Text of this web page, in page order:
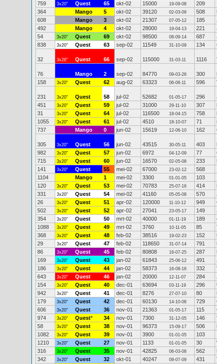
759
3x20" Quest 65 okt-02 15000 19-09-08
209
364
Mango 5 okt-02 39120 02-03-09 508
608
Mango 3 okt-02 21307 07-05-12 185
492
Mango 4 okt-02 28000 19-04-13 221
54
3x20" Quest 69 okt-02 98500 08-09-14 687
838
3x20" Quest 63 sep-02 11549 31-10-09 134
32 3x26" Quest 66 sep-02 115000 31-03-11 1116
76 Mango 2 sep-02 84770 09-03-26 300
158
3x20" Quest 62 aug-02 63323 06-06-11 596
231 3x20" Quest 58 jul-02 52682 01-05-17 296
451
3x20" Quest 59 jul-02 31000 29-11-10 307
31
3x20" Quest 64 jul-02 116500 18-04-15 758
1055
3x20" Quest 61 jul-02 4510 18-10-07 71
737
Mango 0 jun-02 15619 12-06-10 162
305 3x20" Quest 56 jun-02 43515 30-05-11 403
982
3x20" Quest 57 jun-02 6972 04-12-09 77
715
3x20" Quest 60 jun-02 16570 02-05-08 233
141
3x20" Quest 55 mei-02 67000 23-02-12
568
1104
Mango 1 mei-02 3300 01-01-05
103
120
3x20" Quest 53 mei-02 70783 25-07-16 414
331
3x20" Quest 54 mei-02 41160 05-05-08 570
26
3x20" Quest 51 apr-02 120000 11-10-12 949
502
3x20" Quest 52 apr-02 27041 23-05-17 149
354
3x20" Quest 50 mrt-02 40000 01-11-19 189
1088
3x20" Quest 49 mrt-02 3760 10-11-05 85
368
3x20" Quest 48 feb-02 38516 19-02-23 152
29
3x20" Quest 47 feb-02 118650 31-07-14 791
86
3x20" Quest 45 feb-02 80808 16-07-25 287
169
3x20" Quest 43 jan-02 61843 25-06-12 491
186
3x20" Quest 44 jan-02 58373 16-08-16 332
643
3x20" Quest 46 jan-02 20000 12-11-07 284
154
3x20" Quest 40 dec-01 63694 03-11-19 296
942
3x20" Quest 41 dec-01 8276 27-07-10 80
179
3x20" Quest 42 dec-01 60130 14-10-08 729
606
3x20" Quest 36 nov-01 21363 01-05-17 115
974
3x20" Quest* 34 nov-01 7300 31-12-05 146
58
3x20" Quest 38 nov-01 96373 15-09-17 506
1082
3x20" Quest 39 nov-01 3900 01-01-05
103
1210
3x20" Quest 27 nov-01 1133 01-01-05 30
316
3x20" Quest 35 nov-01 42825 06-03-08 562
342
3x20" Quest 32 okt-01 40247 09-07-09 431